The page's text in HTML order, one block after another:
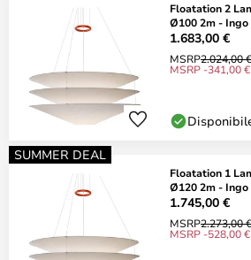
Floatation 2
Ø100 2m - Ingo
1.683,00 €
MSRP2.024,00 €
MSRP -341,00 €
SUMMER DEAL
Floatation 1
Ø120 2m - Ingo
1.745,00 €
MSRP2.273,00 €
MSRP -528,00 €